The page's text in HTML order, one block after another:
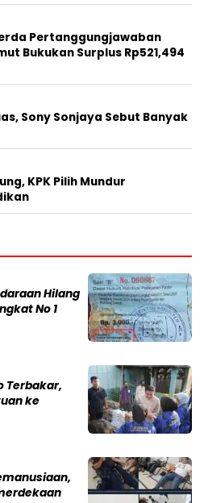
Pertanggungjawaban
Bukukan Surplus Rp521,494
Sony Sonjaya Sebut Banyak
KPK Pilih Mundur
Hilang
No 1
Terbakar,
ke